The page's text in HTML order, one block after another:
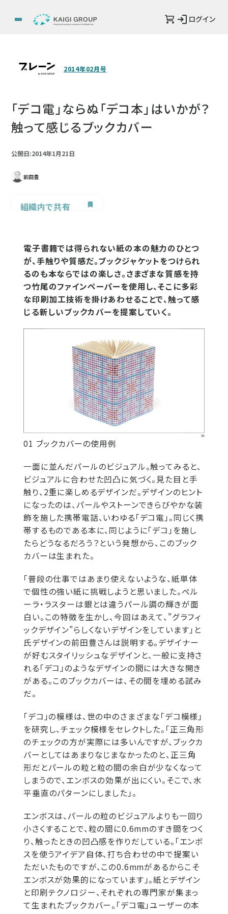
ログイン
2014年02月号
「デコ電」ならぬ「デコ本」はいかが？
触って感じるブックカバー
公開日:2014年1月21日
前田豊
組織内で共有
電子書籍では得られない紙の本の魅力のひとつ
が、手触りや質感だ。ブックジャケットをつけられ
るのも本ならではの楽しさ。さまざまな質感を持
つ竹尾のファインペーパーを使用し、そこに多彩
な印刷加工技術を掛けあわせることで、触って感
じる新しいブックカバーを提案していく。
01 ブックカバーの使用例
一面に並んだパールのビジュアル。触ってみると、
ビジュアルに合わせた凹凸に気づく。見た目と手
触り、2重に楽しめるデザインだ。デザインのヒント
になったのは、パールやストーンできらびやかな装
飾を施した携帯電話、いわゆる「デコ電」。同じく携
帯するものである本に、同じように「デコ」を施し
たらどうなるだろう？という発想から、このブック
カバーは生まれた。
「普段の仕事ではあまり使えないような、紙単体
で個性の強い紙に挑戦しようと思いました。ペル
ーラ・ラスターは銀とは違うパール調の輝きが面
白い。この特徴を生かし、今回はあえて、"グラフィ
ックデザイン"らしくないデザインをしています」と
氏デザインの前田豊さんは説明する。デザイナー
が好むスタイリッシュなデザインと、一般に支持さ
れる「デコ」のようなデザインの間には大きな開き
がある。このブックカバーは、その間を埋める試み
だ。
「デコ」の模様は、世の中のさまざまな「デコ模様」
を研究し、チェック模様をセレクトした。「正三角形
のチェックの方が実際には多いんですが、ブックカ
バーとしてはあまりなじまなかったのと、正三角
形だとパールの粒と粒の間の余白が少なくなって
しまうので、エンボスの効果が出にくい。そこで、水
平垂直のパターンにしました」。
エンボスは、パールの粒のビジュアルよりも一回り
小さくすることで、粒の間に0.6mmのすき間をつく
り、触ったときの凹凸感を作りだしている。「エンボ
スを使うアイデア自体、打ち合わせの中で提案い
ただいたものですが、この0.6mmがあるからこそ
エンボスが効果的になっています」。紙とデザイン
と印刷テクノロジー、それぞれの専門家が集まっ
て生まれたブックカバー。「デコ電」ユーザーの本